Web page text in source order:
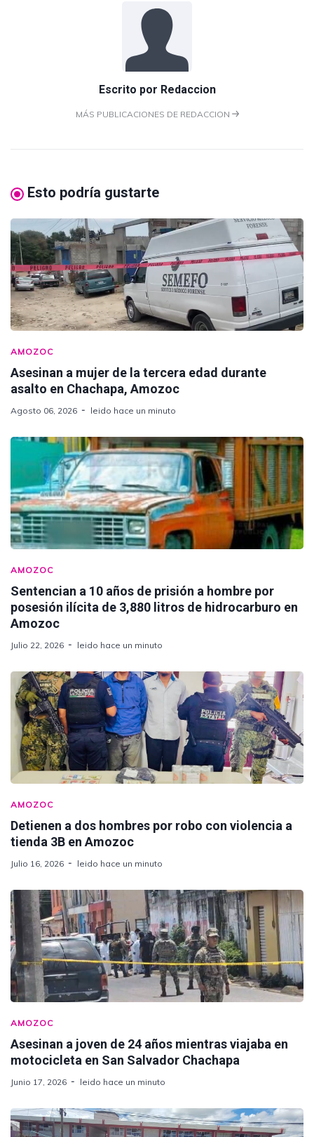
Escrito por Redaccion
MÁS PUBLICACIONES DE REDACCION
Esto podría gustarte
AMOZOC
Asesinan a mujer de la tercera edad durante
asalto en Chachapa, Amozoc
Agosto 06, 2026 leido hace un minuto
AMOZOC
Sentencian a 10 años de prisión a hombre por
posesión ilícita de 3,880 litros de hidrocarburo en
Amozoc
Julio 22, 2026 leido hace un minuto
AMOZOC
Detienen a dos hombres por robo con violencia a
tienda 3B en Amozoc
Julio 16, 2026 leido hace un minuto
AMOZOC
Asesinan a joven de 24 años mientras viajaba en
motocicleta en San Salvador Chachapa
Junio 17, 2026 leido hace un minuto